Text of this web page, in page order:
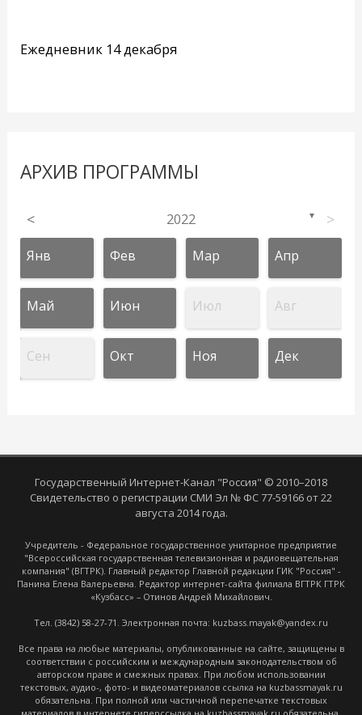
Ежедневник 14 декабря
АРХИВ ПРОГРАММЫ
< 2022 ▼ >
Янв Фев Мар Апр
Май Июн Июл Авг
Сен Окт Ноя Дек
Государственный Интернет-Канал "Россия" © 2010–2018
Свидетельство о регистрации СМИ Эл № ФС 77-59166 от 22
августа 2014 года.
Учредитель - Федеральное государственное унитарное предприятие
"Всероссийская государственная телевизионная и радиовещательная
компания" (ВГТРК). Главный редактор Главной редакции ГИК "Россия" -
Панина Елена Валерьевна. Редактор интернет-сайта филиала ВГТРК ГТРК
«Кузбасс» – Отинов Андрей Михайлович.
Тел. (3842) 58-27-71. Электронная почта: kuzbass.mayak@yandex.ru
Все права на любые материалы, опубликованные на сайте, защищены в
соответствии с российским и международным законодательством об
авторском праве и смежных правах. При любом использовании
текстовых, аудио-, фото- и видеоматериалов ссылка на kuzbassmayak.ru
обязательна. При полной или частичной перепечатке текстовых